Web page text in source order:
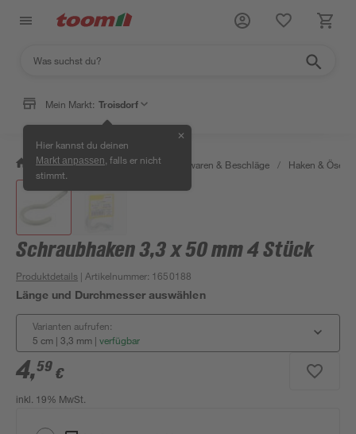
Mein Markt: Troisdorf
Hier kannst du deinen
Markt anpassen , falls er nicht
stimmt.
✕
/ Werkstatt & Maschinen / Eisenwaren & Beschläge / Haken & Ösen
Schraubhaken 3,3 x 50 mm 4 Stück
Produktdetails | Artikelnummer: 1650188
Länge und Durchmesser auswählen
Varianten aufrufen:
5 cm | 3,3 mm | verfügbar
4,59 €
inkl. 19% MwSt.